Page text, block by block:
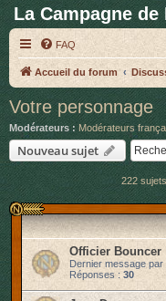
La Campagne de
FAQ
Accueil du forum
Votre personnage
Modérateurs : Modérateurs
Nouveau sujet
222 sujets
Officier Bouncer
Dernier message par
Réponses : 30